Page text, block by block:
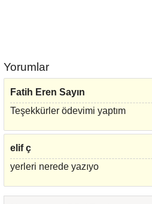
Yorumlar
Fatih Eren Sayın
Teşekkürler ödevimi yaptım
elif ç
yerleri nerede yazıyo